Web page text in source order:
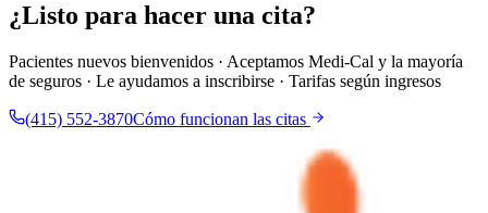
¿Listo para hacer una cita?
Pacientes nuevos bienvenidos · Aceptamos Medi-Cal y la mayoría
de seguros · Le ayudamos a inscribirse · Tarifas según ingresos
(415) 552-3870Cómo funcionan las citas